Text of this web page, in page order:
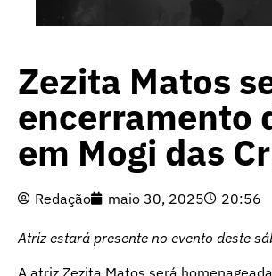
Zezita Matos
encerramento
em Mogi das
Redação maio 30, 2025 20:56
Atriz estará presente no evento deste
A atriz Zezita Matos será